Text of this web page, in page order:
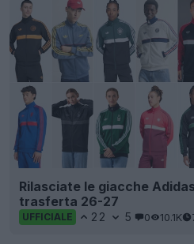
Rilasciate le giacche
trasferta 26-27
UFFICIALE 22 5 0 10.1K